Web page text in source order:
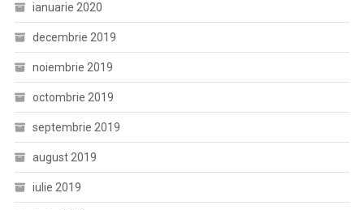
ianuarie 2020
decembrie 2019
noiembrie 2019
octombrie 2019
septembrie 2019
august 2019
iulie 2019